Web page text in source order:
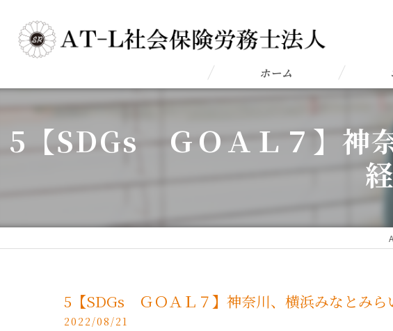
ホーム
5【SDGs ＧＯＡＬ７】神
5【SDGs ＧＯＡＬ７】神奈川、横浜みなとみら
2022/08/21